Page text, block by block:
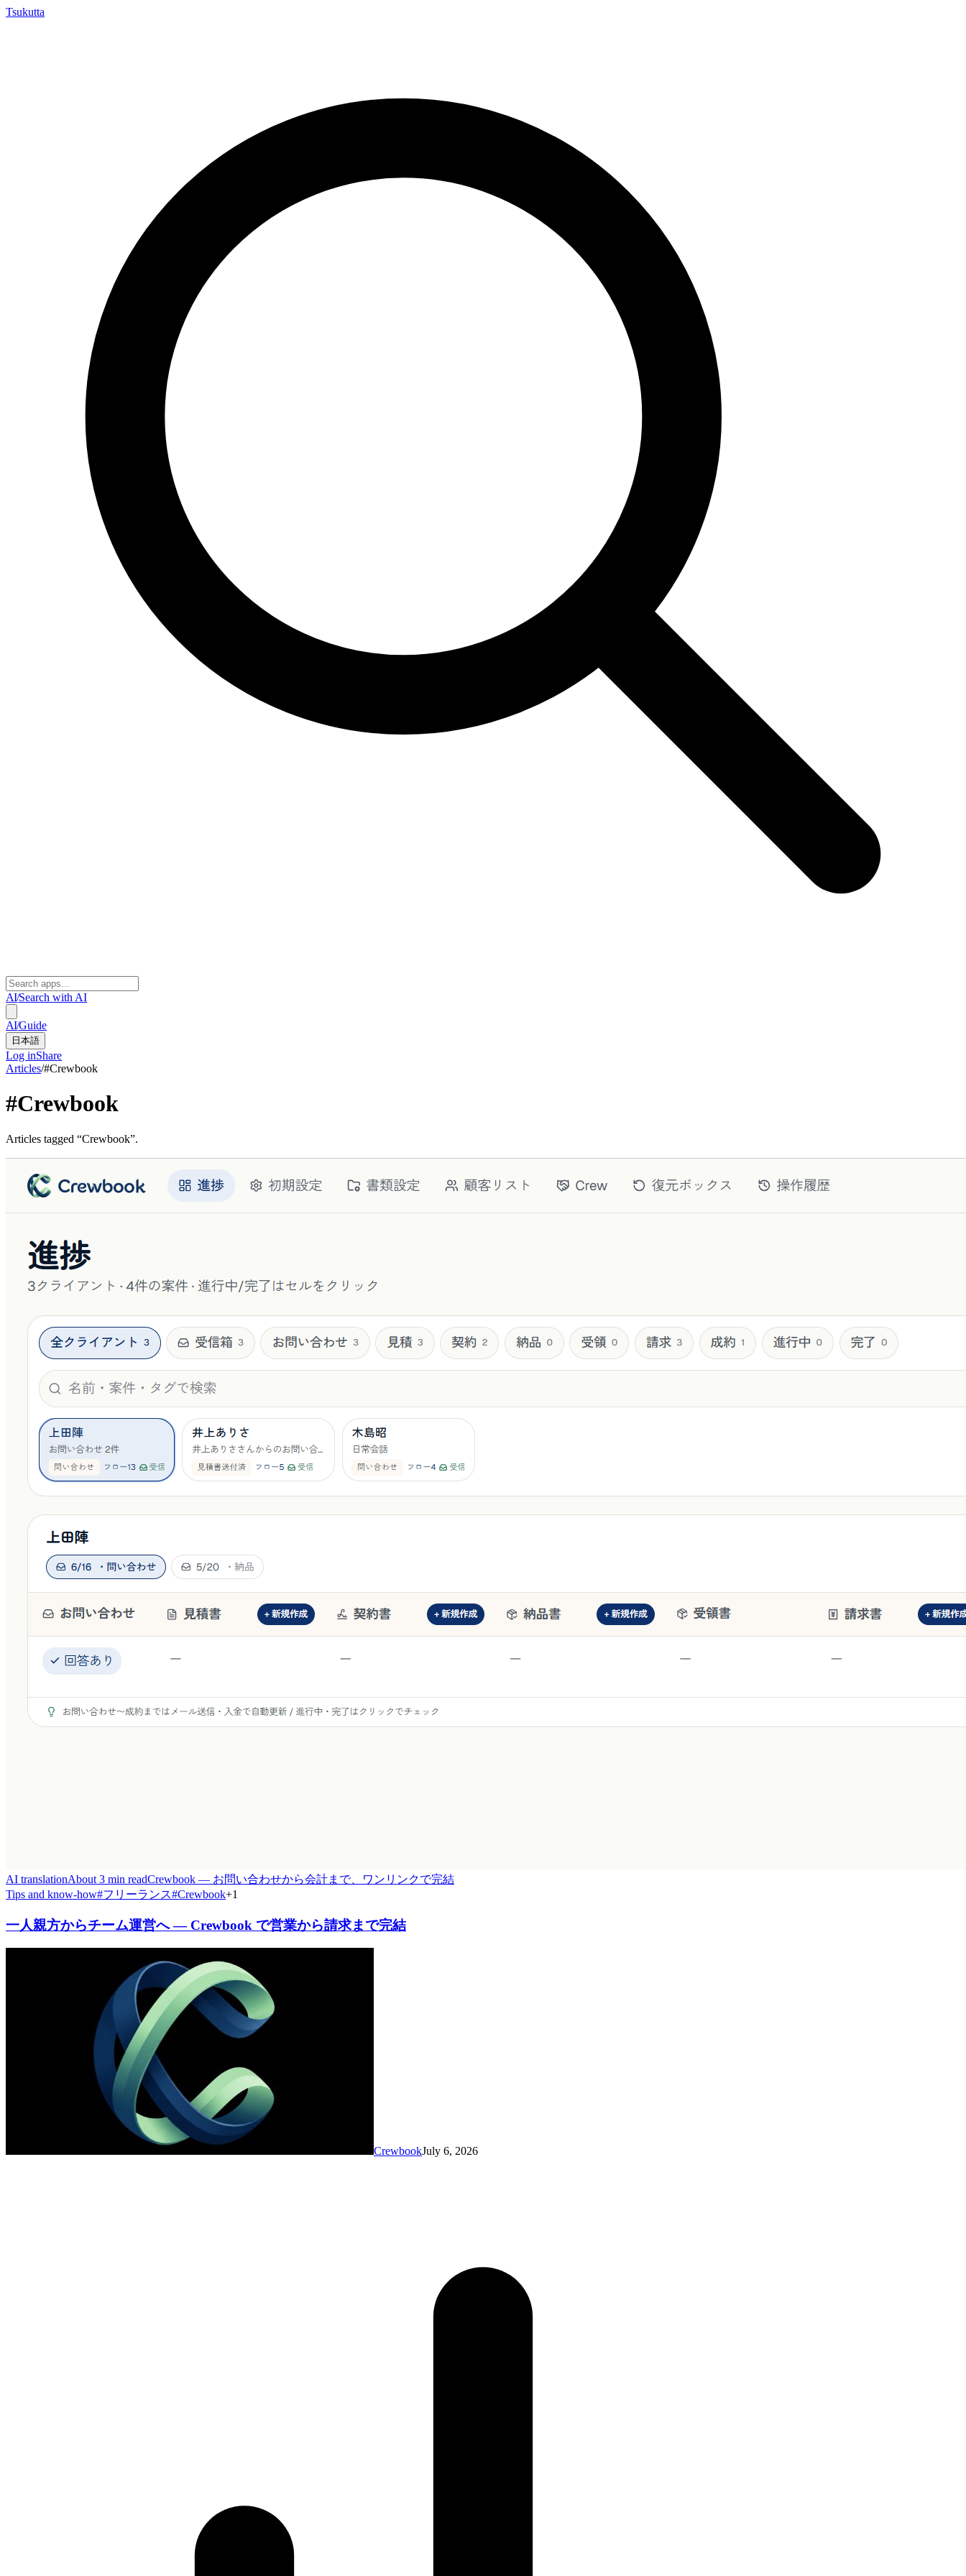
Tsukutta
AI/Search with AI
AI/Guide
日本語
Log inShare
Articles/#Crewbook
#Crewbook
Articles tagged “Crewbook”.
AI translationAbout 3 min readCrewbook — お問い合わせから会計まで、ワンリンクで完結
Tips and know-how#フリーランス#Crewbook+1
一人親方からチーム運営へ — Crewbook で営業から請求まで完結
CrewbookJuly 6, 2026